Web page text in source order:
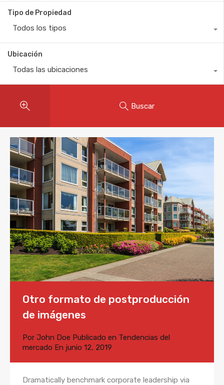
Tipo de Propiedad
Todos los tipos
Ubicación
Todas las ubicaciones
Buscar
Otro formato de postproducción
de imágenes
Por John Doe Publicado en Tendencias del
mercado En junio 12, 2019
Dramatically benchmark corporate leadership via